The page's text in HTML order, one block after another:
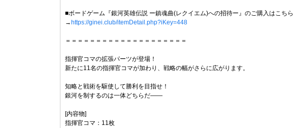
■ボードゲーム『銀河英雄伝説 ー鎮魂曲(レクイエム)への招待ー』のご購入はこちら
→ https://ginei.club/itemDetail.php?iKey=448
＝＝＝＝＝＝＝＝＝＝＝＝＝＝＝＝＝＝＝＝
指揮官コマの拡張パーツが登場！
新たに11名の指揮官コマが加わり、戦略の幅がさらに広がります。
知略と戦術を駆使して勝利を目指せ！
銀河を制するのは一体どちらだ――
[内容物]
指揮官コマ：11枚